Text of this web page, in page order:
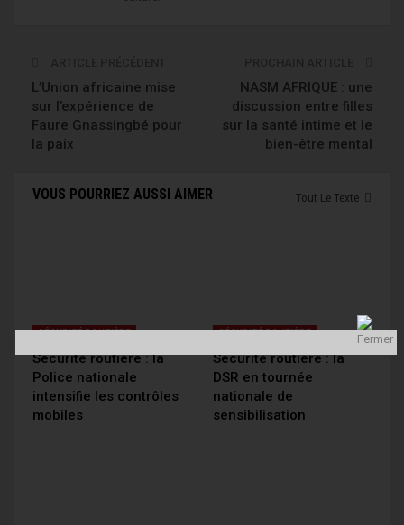
L’Union africaine mise
sur l’expérience de
Faure Gnassingbé pour
la paix
NASM AFRIQUE : une
discussion entre filles
sur la santé intime et le
bien-être mental
Tout Le Texte
VOUS POURRIEZ AUSSI AIMER
SÉCURITÉ ROUTIÈRE
Sécurité routière : la
Police nationale
intensifie les contrôles
mobiles
SÉCURITÉ ROUTIÈRE
Sécurité routière : la
DSR en tournée
nationale de
sensibilisation